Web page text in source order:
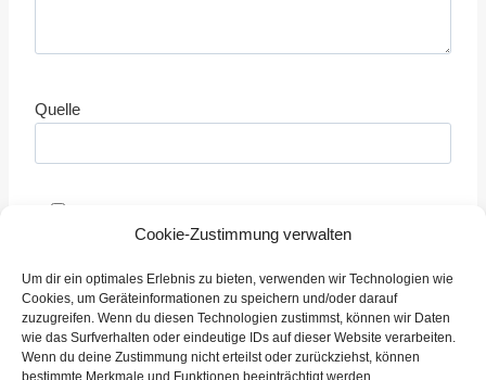
Cookie-Zustimmung verwalten
Um dir ein optimales Erlebnis zu bieten, verwenden wir Technologien wie
Cookies, um Geräteinformationen zu speichern und/oder darauf
zuzugreifen. Wenn du diesen Technologien zustimmst, können wir Daten
wie das Surfverhalten oder eindeutige IDs auf dieser Website verarbeiten.
Wenn du deine Zustimmung nicht erteilst oder zurückziehst, können
bestimmte Merkmale und Funktionen beeinträchtigt werden.
Quelle
keine Tickets vergibt oder mit der Vergabe zu tun hat,